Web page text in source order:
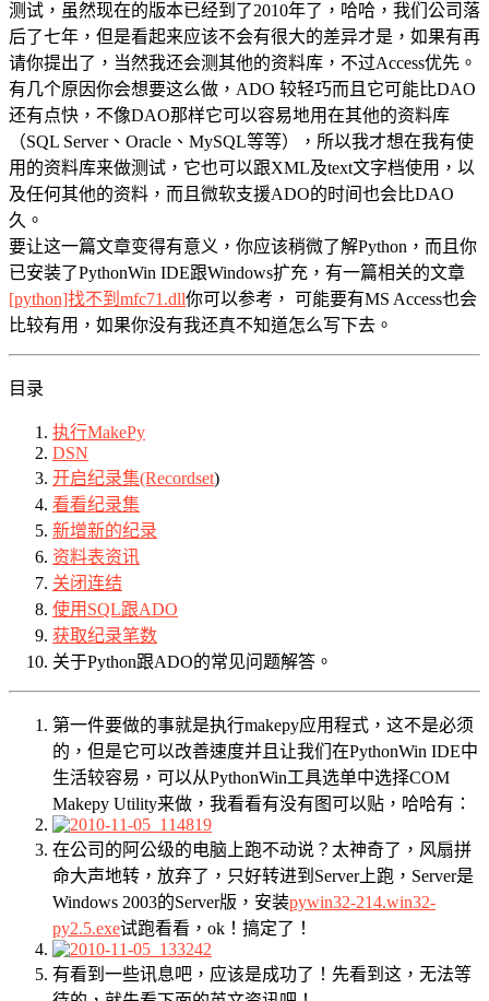
测试，虽然现在的版本已经到了2010年了，哈哈，我们公司落
后了七年，但是看起来应该不会有很大的差异才是，如果有再
请你提出了，当然我还会测其他的资料库，不过Access优先。
有几个原因你会想要这么做，ADO 较轻巧而且它可能比DAO
还有点快，不像DAO那样它可以容易地用在其他的资料库
（SQL Server、Oracle、MySQL等等），所以我才想在我有使
用的资料库来做测试，它也可以跟XML及text文字档使用，以
及任何其他的资料，而且微软支援ADO的时间也会比DAO
久。
要让这一篇文章变得有意义，你应该稍微了解Python，而且你
已安装了PythonWin IDE跟Windows扩充，有一篇相关的文章
[python]找不到mfc71.dll你可以参考， 可能要有MS Access也会
比较有用，如果你没有我还真不知道怎么写下去。
目录
执行MakePy
DSN
开启纪录集(Recordset)
看看纪录集
新增新的纪录
资料表资讯
关闭连结
使用SQL跟ADO
获取纪录笔数
关于Python跟ADO的常见问题解答。
第一件要做的事就是执行makepy应用程式，这不是必须
的，但是它可以改善速度并且让我们在PythonWin IDE中
生活较容易，可以从PythonWin工具选单中选择COM
Makepy Utility来做，我看看有没有图可以贴，哈哈有：
在公司的阿公级的电脑上跑不动说？太神奇了，风扇拼
命大声地转，放弃了，只好转进到Server上跑，Server是
Windows 2003的Server版，安装pywin32-214.win32-
py2.5.exe试跑看看，ok！搞定了！
有看到一些讯息吧，应该是成功了！先看到这，无法等